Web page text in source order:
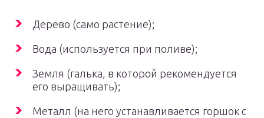
Дерево (само растение);
Вода (используется при поливе);
Земля (галька, в которой рекомендуется
его выращивать);
Металл (на него устанавливается горшок с